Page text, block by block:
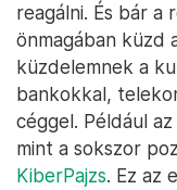
reagálni. És bár a
önmagában küzd
küzdelemnek a
bankokkal,
céggel. Például
mint a sokszor
KiberPajzs. Ez az